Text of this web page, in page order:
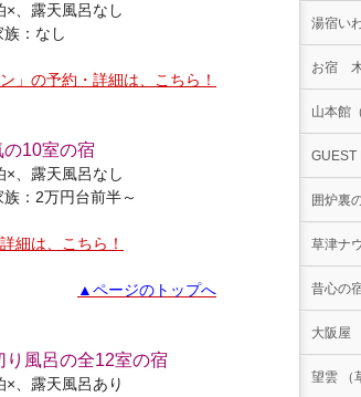
、露天風呂なし
：なし
の予約・詳細は、こちら！
10室の宿
、露天風呂なし
：2万円台前半～
細は、こちら！
▲ページのトップへ
風呂の全12室の宿
、露天風呂あり
湯宿い
お宿 木
山本館
GUEST
囲炉裏
草津ナ
昔心の
大阪屋
望雲 （